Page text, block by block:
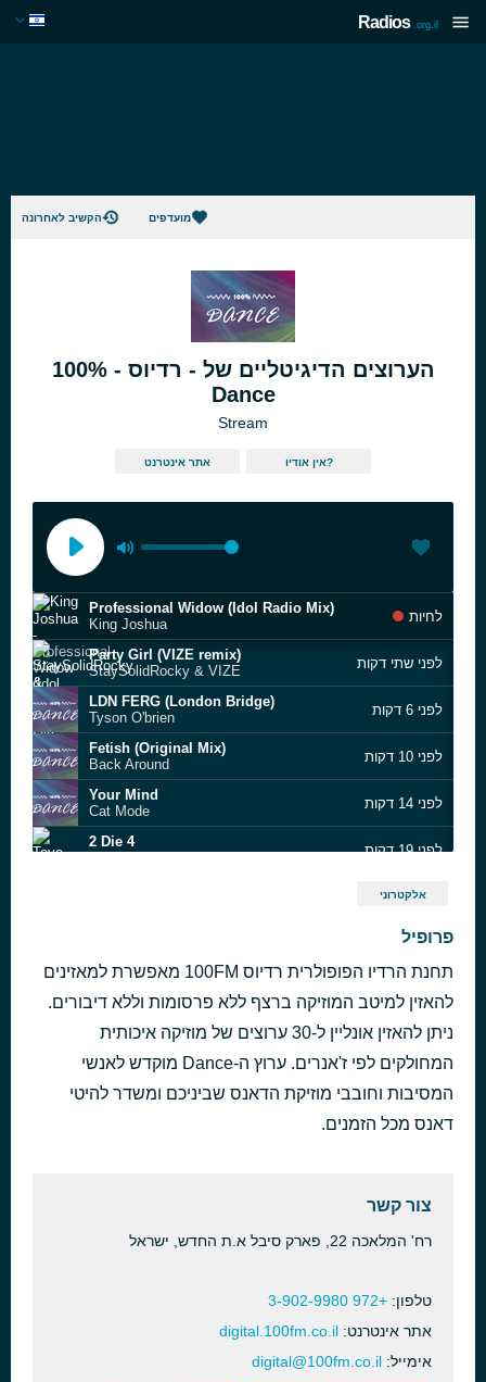
Radios .org.il
מועדפים הקשיב לאחרונה
הערוצים הדיגיטליים של - רדיוס - 100%
Dance
Stream
אתר אינטרנט אין אודיו?
Professional Widow (Idol Radio Mix)
King Joshua
לחיות
Party Girl (VIZE remix)
StaySolidRocky & VIZE
לפני שתי דקות
LDN FERG (London Bridge)
Tyson O'brien
לפני 6 דקות
Fetish (Original Mix)
Back Around
לפני 10 דקות
Your Mind
Cat Mode
לפני 14 דקות
2 Die 4
לפני 19 דקות
לפני 24 דקות
לפני 27 דקות
Wildfire
Simon Phillips
Playbox (Alex Virgo Remix)
לפני 52 דקות
אלקטרוני
פרופיל
תחנת הרדיו הפופולרית רדיוס 100FM מאפשרת למאזינים
להאזין למיטב המוזיקה ברצף ללא פרסומות וללא דיבורים.
ניתן להאזין אונליין ל-30 ערוצים של מוזיקה איכותית
המחולקים לפי ז'אנרים. ערוץ ה-Dance מוקדש לאנשי
המסיבות וחובבי מוזיקת הדאנס שביניכם ומשדר להיטי
דאנס מכל הזמנים.
צור קשר
רח' המלאכה 22, פארק סיבל א.ת החדש‎, ישראל
טלפון: +972 3-902-9980
אתר אינטרנט: digital.100fm.co.il
אימייל: digital@100fm.co.il